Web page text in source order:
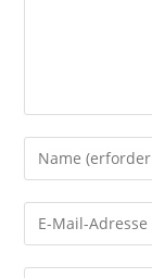
Gib
deinen
Namen
oder
Gib
deine
E-